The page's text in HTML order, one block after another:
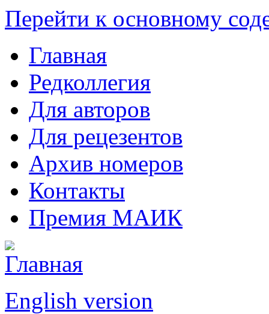
Перейти к основному
Главная
Редколлегия
Для авторов
Для рецезентов
Архив номеров
Контакты
Премия МАИК
English version